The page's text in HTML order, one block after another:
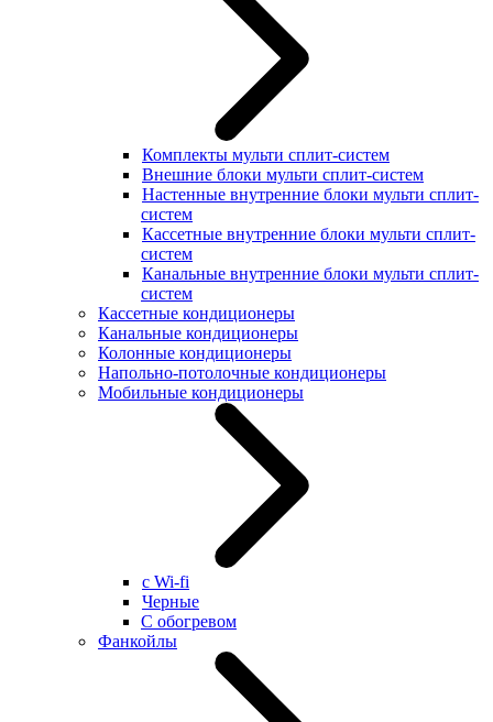
Комплекты мульти сплит-систем
Внешние блоки мульти сплит-систем
Настенные внутренние блоки мульти сплит-
систем
Кассетные внутренние блоки мульти сплит-
систем
Канальные внутренние блоки мульти сплит-
систем
Кассетные кондиционеры
Канальные кондиционеры
Колонные кондиционеры
Напольно-потолочные кондиционеры
Мобильные кондиционеры
с Wi-fi
Черные
С обогревом
Фанкойлы